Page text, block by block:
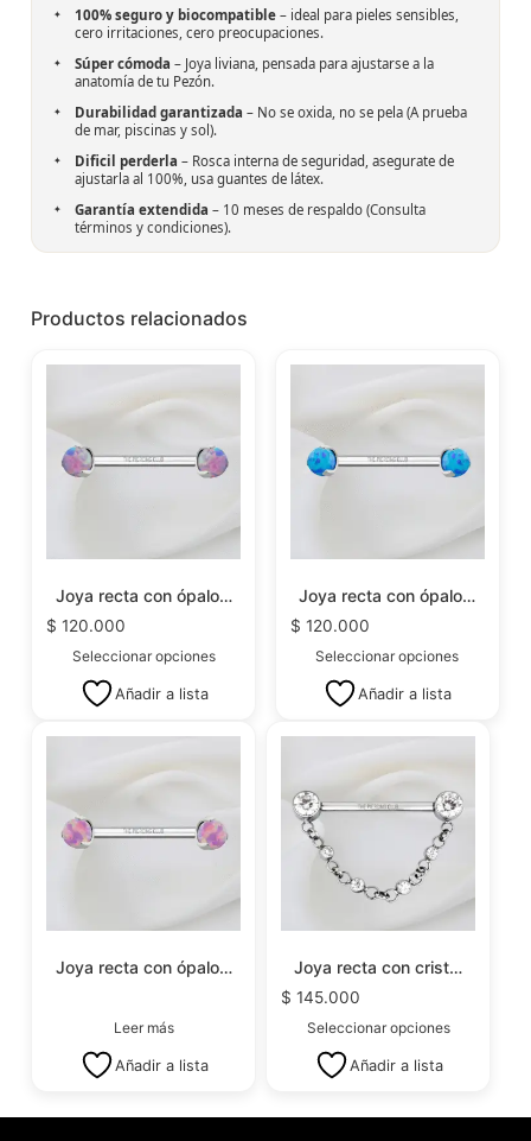
100% seguro y biocompatible – ideal para pieles sensibles,
cero irritaciones, cero preocupaciones.
Súper cómoda – Joya liviana, pensada para ajustarse a la
anatomía de tu Pezón.
Durabilidad garantizada – No se oxida, no se pela (A prueba
de mar, piscinas y sol).
Dificil perderla – Rosca interna de seguridad, asegurate de
ajustarla al 100%, usa guantes de látex.
Garantía extendida – 10 meses de respaldo (Consulta
términos y condiciones).
Productos relacionados
Joya recta con ópalo…
$ 120.000
Seleccionar opciones
Añadir a lista
Joya recta con ópalo…
$ 120.000
Seleccionar opciones
Añadir a lista
Joya recta con ópalo…
Leer más
Añadir a lista
Joya recta con crist…
$ 145.000
Seleccionar opciones
Añadir a lista